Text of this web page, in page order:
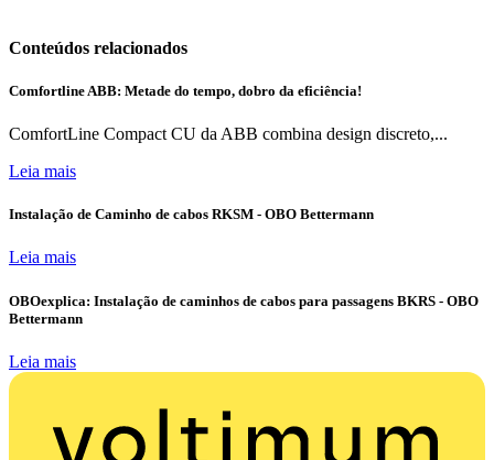
Conteúdos relacionados
Comfortline ABB: Metade do tempo, dobro da eficiência!
ComfortLine Compact CU da ABB combina design discreto,...
Leia mais
Instalação de Caminho de cabos RKSM - OBO Bettermann
Leia mais
OBOexplica: Instalação de caminhos de cabos para passagens BKRS - OBO
Bettermann
Leia mais